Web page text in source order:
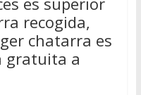
recogida,
chatarra es
gratuita a